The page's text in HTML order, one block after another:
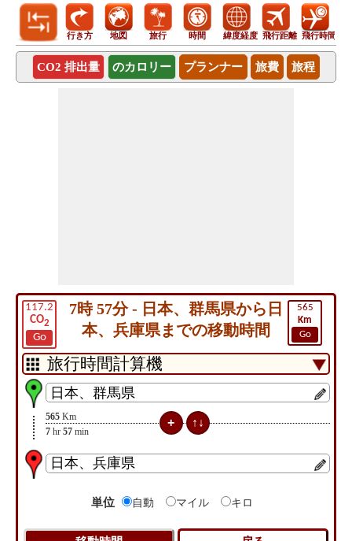
行き方 地図 旅行 時間 緯度経度 飛行距離 飛行時間
CO2 排出量 のカロリー プランナー 旅費 旅程
117.2
CO2
Go
565
Km
Go
7時 57分 - 日本、群馬県から日
本、兵庫県までの移動時間
565 Km
7 hr 57 min
単位 自動 マイル キロ